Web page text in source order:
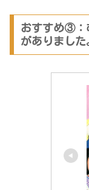
おすすめ③：
がありまし